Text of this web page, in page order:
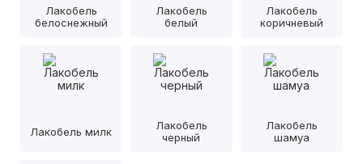
Лакобель
белоснежный
Лакобель
белый
Лакобель
коричневый
Лакобель милк
Лакобель
черный
Лакобель
шамуа